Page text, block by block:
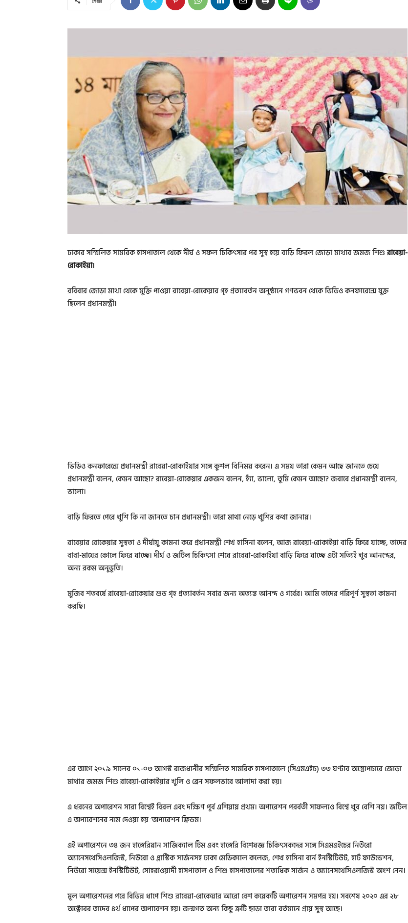
ঢাকার সম্মিলিত সামরিক হাসপাতাল থেকে দীর্ঘ ও সফল চিকিৎসার পর সুস্থ হয়ে বাড়ি ফিরল জোড়া মাথার জমজ শিশুরাবেয়া-
রোকাইয়া।
রবিবার জোড়া মাথা থেকে মুক্তি পাওয়া রাবেয়া-রোকেয়ার গৃহ প্রত্যাবর্তন অনুষ্ঠানে গণভবন থেকে ভিডিও কনফারেন্সে যুক্ত
ছিলেন প্রধানমন্ত্রী।
ভিডিও কনফারেন্সে প্রধানমন্ত্রী রাবেয়া-রোকাইয়ার সঙ্গে কুশল বিনিময় করেন। এ সময় তারা কেমন আছে জানতে চেয়ে
প্রধানমন্ত্রী বলেন, কেমন আছো? রাবেয়া-রোকেয়ার একজন বলেন, হ্যাঁ, ভালো, তুমি কেমন আছো? জবাবে প্রধানমন্ত্রী বলেন,
ভালো।
বাড়ি ফিরতে পেরে খুশি কি না জানতে চান প্রধানমন্ত্রী। তারা মাথা নেড়ে খুশির কথা জানায়।
রাবেয়ার রোকেয়ার সুস্থতা ও দীর্ঘায়ু কামনা করে প্রধানমন্ত্রী শেখ হাসিনা বলেন, আজ রাবেয়া-রোকাইয়া বাড়ি ফিরে যাচ্ছে, তাদের
বাবা-মায়ের কোলে ফিরে যাচ্ছে। দীর্ঘ ও জটিল চিকিৎসা শেষে রাবেয়া-রোকাইয়া বাড়ি ফিরে যাচ্ছে এটা সত্যিই খুব আনন্দের,
অন্য রকম অনুভূতি।
মুজিব শতবর্ষে রাবেয়া-রোকেয়ার শুভ গৃহ প্রত্যাবর্তন সবার জন্য অত্যন্ত আনন্দ ও গর্বের। আমি তাদের পরিপূর্ণ সুস্থতা কামনা
করছি।
এর আগে ২০১৯ সালের ০১-০৩ আগস্ট রাজধানীর সম্মিলিত সামরিক হাসপাতালে (সিএমএইচ) ৩৩ ঘণ্টার অস্ত্রোপচারে জোড়া
মাথার জমজ শিশু রাবেয়া-রোকাইয়ার খুলি ও ব্রেন সফলভাবে আলাদা করা হয়।
এ ধরনের অপারেশন সারা বিশ্বেই বিরল এবং দক্ষিণ পূর্ব এশিয়ায় প্রথম। অপারেশন পরর্বতী সাফল্যও বিশ্বে খুব বেশি নয়। জটিল
এ অপারেশনের নাম দেওয়া হয় ‘অপারেশন ফ্রিডম।
এই অপারেশনে ৩৪ জন হাঙ্গেরিয়ান সার্জিক্যাল টিম এবং হাঙ্গেরি বিশেষজ্ঞ চিকিৎসকদের সঙ্গে সিএমএইচের নিউরো
অ্যানেসথেসিওলজিস্ট, নিউরো ও প্লাস্টিক সার্জনসহ ঢাকা মেডিক্যাল কলেজ, শেখ হাসিনা বার্ন ইনস্টিটিউট, হার্ট ফাউন্ডেশন,
নিউরো সায়েন্স ইনস্টিটিউট, সোহরাওয়ার্দী হাসপাতাল ও শিশু হাসপাতালের শতাধিক সার্জন ও অ্যানেসথেসিওলজিস্ট অংশ নেন।
মূল অপারেশনের পরে বিভিন্ন ধাপে শিশু রাবেয়া-রোকেয়ার আরো বেশ কয়েকটি অপারেশন সমপন্ন হয়। সবশেষ ২০২০ এর ২৮
অক্টোবর তাদের ৪র্থ ধাপের অপারেশন হয়। জন্মগত অন্য কিছু ত্রুটি ছাড়া তারা বর্তমানে প্রায় সুস্থ আছে।